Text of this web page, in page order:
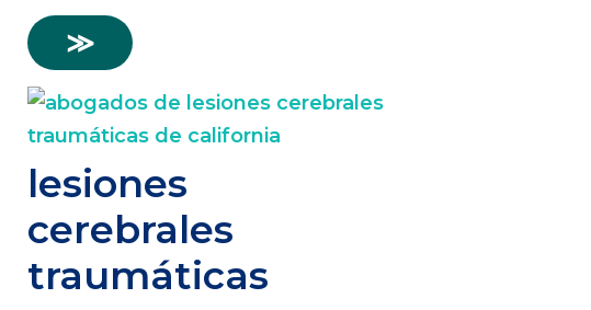
≫
lesiones
cerebrales
traumáticas